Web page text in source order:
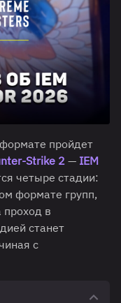
пройдет
Strike 2 — IEM
четыре стадии:
формате групп,
проход в
станет
с